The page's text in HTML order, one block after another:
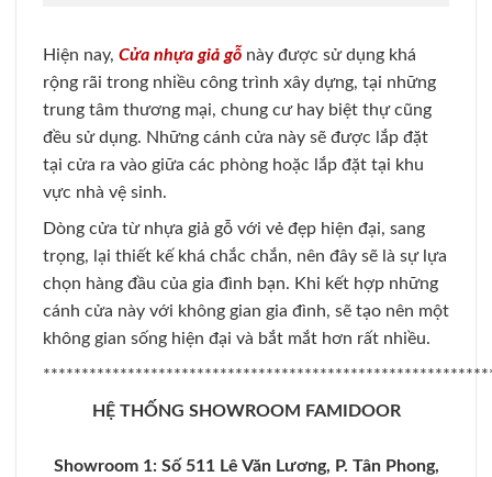
Hiện nay, Cửa nhựa giả gỗ này được sử dụng khá
rộng rãi trong nhiều công trình xây dựng, tại những
trung tâm thương mại, chung cư hay biệt thự cũng
đều sử dụng. Những cánh cửa này sẽ được lắp đặt
tại cửa ra vào giữa các phòng hoặc lắp đặt tại khu
vực nhà vệ sinh.
Dòng cửa từ nhựa giả gỗ với vẻ đẹp hiện đại, sang
trọng, lại thiết kế khá chắc chắn, nên đây sẽ là sự lựa
chọn hàng đầu của gia đình bạn. Khi kết hợp những
cánh cửa này với không gian gia đình, sẽ tạo nên một
không gian sống hiện đại và bắt mắt hơn rất nhiều.
HỆ THỐNG SHOWROOM FAMIDOOR
Showroom 1: Số 511 Lê Văn Lương, P. Tân Phong,